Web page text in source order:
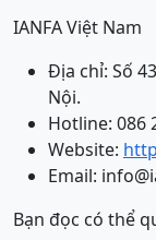
IANFA Việt Nam
Địa chỉ: Số
Nội.
Hotline: 086
Website:
Email:
Bạn đọc có thể